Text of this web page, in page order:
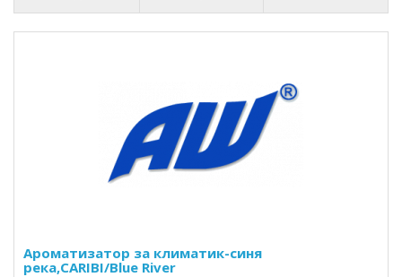
Ароматизатор за климатик-синя
река,CARIBI/Blue River